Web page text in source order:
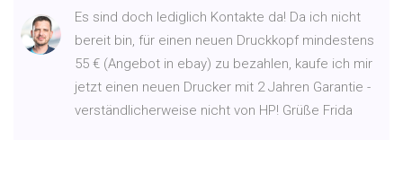
Es sind doch lediglich Kontakte da! Da ich nicht
bereit bin, für einen neuen Druckkopf mindestens
55 € (Angebot in ebay) zu bezahlen, kaufe ich mir
jetzt einen neuen Drucker mit 2 Jahren Garantie -
verständlicherweise nicht von HP! Grüße Frida